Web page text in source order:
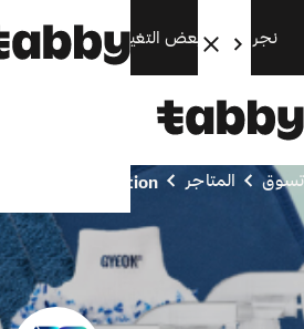
نجري الآن بعض التغييرات. سنعود قريبًا.
تسوق المتاجر buffalo protection